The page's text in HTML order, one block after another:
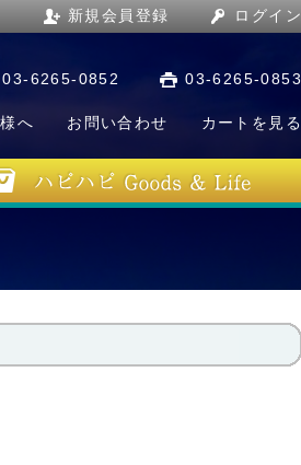
新規会員登録 ログイン
03-6265-0852 03-6265-0853
へ お問い合わせ カートを見る